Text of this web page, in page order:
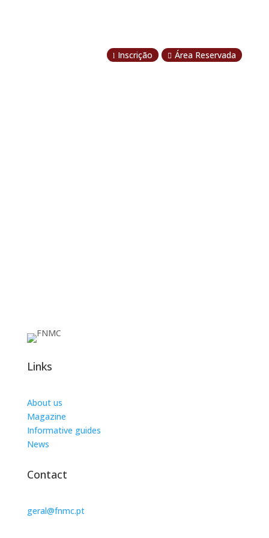
l Inscrição  Área Reservada
Links
About us
Magazine
Informative guides
News
Contact
geral@fnmc.pt